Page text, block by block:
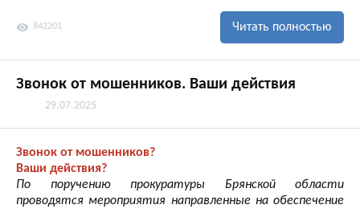
visibility 842201 Читать полностью
Звонок от мошенников. Ваши действия
29.07.2025
Звонок от мошенников?
Ваши действия?
По поручению прокуратуры Брянской области
проводятся мероприятия направленные на обеспечение